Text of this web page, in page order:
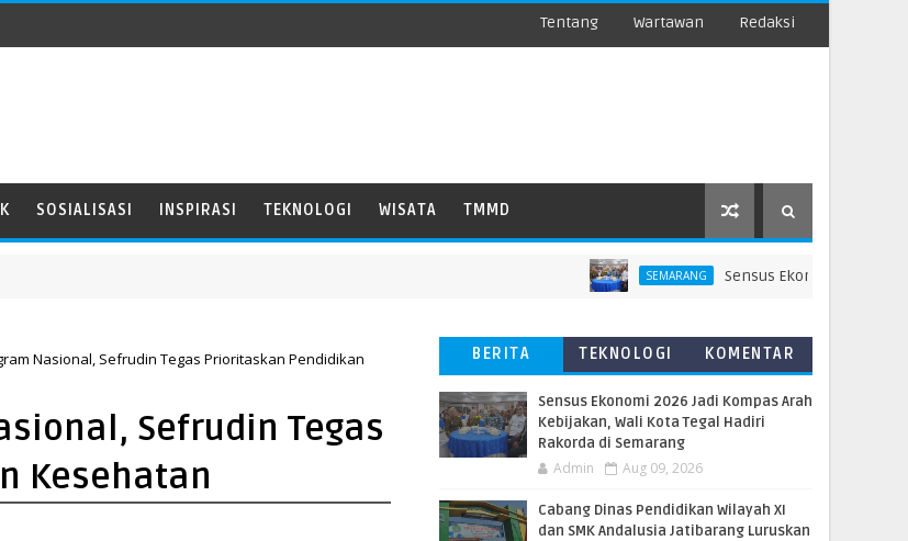
Tentang Wartawan Redaksi
SOSIALISASI INSPIRASI TEKNOLOGI WISATA TMMD
SEMARANG Sensus Ekonomi 2026 Jadi
Nasional, Sefrudin Tegas Prioritaskan Pendidikan
Sefrudin Tegas
Kesehatan
BERITA
TERBARU
TEKNOLOGI
KOMENTAR
Sensus Ekonomi 2026 Jadi Kompas Arah
Kebijakan, Wali Kota Tegal Hadiri
Rakorda di Semarang
Admin Aug 09, 2026
Cabang Dinas Pendidikan Wilayah XI
dan SMK Andalusia Jatibarang Luruskan